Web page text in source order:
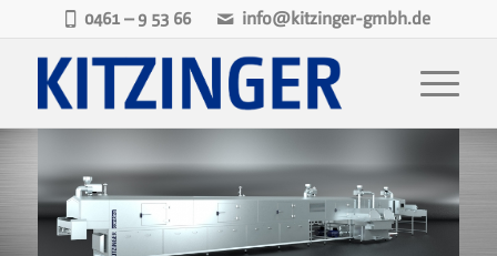
0461 – 9 53 66 info@kitzinger-gmbh.de